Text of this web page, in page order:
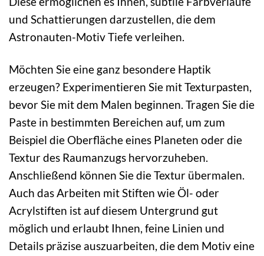
und Schattierungen darzustellen, die dem
Astronauten-Motiv Tiefe verleihen.
Möchten Sie eine ganz besondere Haptik
erzeugen? Experimentieren Sie mit Texturpasten,
bevor Sie mit dem Malen beginnen. Tragen Sie die
Paste in bestimmten Bereichen auf, um zum
Beispiel die Oberfläche eines Planeten oder die
Textur des Raumanzugs hervorzuheben.
Anschließend können Sie die Textur übermalen.
Auch das Arbeiten mit Stiften wie Öl- oder
Acrylstiften ist auf diesem Untergrund gut
möglich und erlaubt Ihnen, feine Linien und
Details präzise auszuarbeiten, die dem Motiv eine